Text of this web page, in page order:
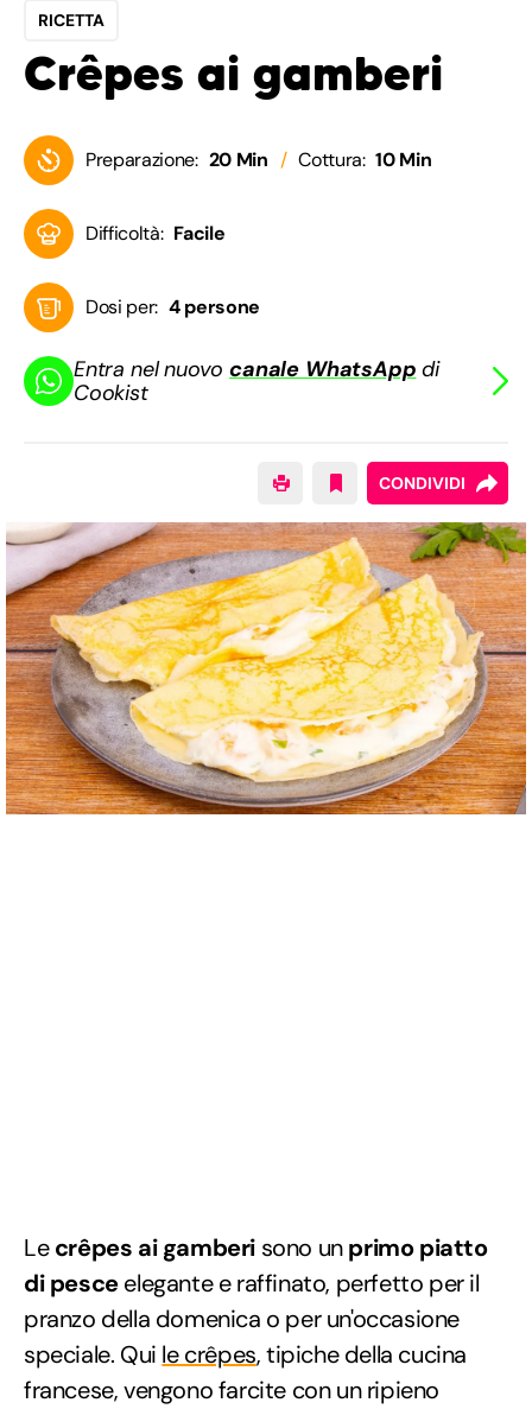
RICETTA
Crêpes ai gamberi
Preparazione: 20 Min Cottura: 10 Min
Difficoltà: Facile
Dosi per: 4 persone
Entra nel nuovocanale WhatsApp di
Cookist
CONDIVIDI
Lecrêpes ai gamberi sono unprimo piatto
di pesceelegante e raffinato, perfetto per il
pranzo della domenica o per un'occasione
speciale. Qui le crêpes, tipiche della cucina
francese, vengono farcite con un ripieno